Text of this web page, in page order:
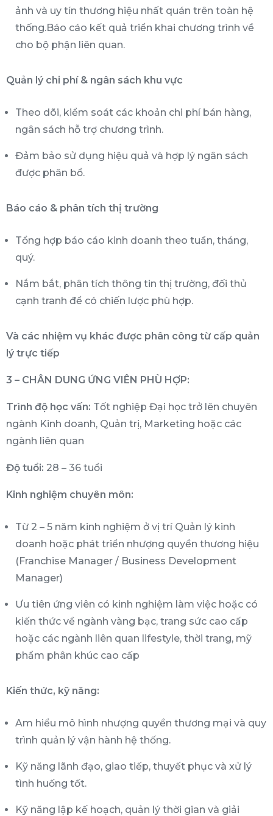
ảnh và uy tín thương hiệu nhất quán trên toàn hệ
thống.Báo cáo kết quả triển khai chương trình về
cho bộ phận liên quan.
Quản lý chi phí & ngân sách khu vực
Theo dõi, kiểm soát các khoản chi phí bán hàng,
ngân sách hỗ trợ chương trình.
Đảm bảo sử dụng hiệu quả và hợp lý ngân sách
được phân bổ.
Báo cáo & phân tích thị trường
Tổng hợp báo cáo kinh doanh theo tuần, tháng,
quý.
Nắm bắt, phân tích thông tin thị trường, đối thủ
cạnh tranh để có chiến lược phù hợp.
Và các nhiệm vụ khác được phân công từ cấp quản
lý trực tiếp
3 – CHÂN DUNG ỨNG VIÊN PHÙ HỢP:
Trình độ học vấn: Tốt nghiệp Đại học trở lên chuyên
ngành Kinh doanh, Quản trị, Marketing hoặc các
ngành liên quan
Độ tuổi: 28 – 36 tuổi
Kinh nghiệm chuyên môn:
Từ 2 – 5 năm kinh nghiệm ở vị trí Quản lý kinh
doanh hoặc phát triển nhượng quyền thương hiệu
(Franchise Manager / Business Development
Manager)
Ưu tiên ứng viên có kinh nghiệm làm việc hoặc có
kiến thức về ngành vàng bạc, trang sức cao cấp
hoặc các ngành liên quan lifestyle, thời trang, mỹ
phẩm phân khúc cao cấp
Kiến thức, kỹ năng:
Am hiểu mô hình nhượng quyền thương mại và quy
trình quản lý vận hành hệ thống.
Kỹ năng lãnh đạo, giao tiếp, thuyết phục và xử lý
tình huống tốt.
Kỹ năng lập kế hoạch, quản lý thời gian và giải